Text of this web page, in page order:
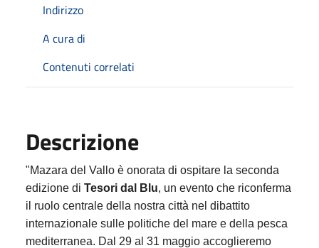
Indirizzo
A cura di
Contenuti correlati
Descrizione
"Mazara del Vallo è onorata di ospitare la seconda
edizione di Tesori dal Blu, un evento che riconferma
il ruolo centrale della nostra città nel dibattito
internazionale sulle politiche del mare e della pesca
mediterranea. Dal 29 al 31 maggio accoglieremo